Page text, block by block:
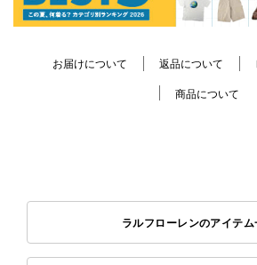
お届けについて 返品について
商品について
ラルフローレンのアイテム